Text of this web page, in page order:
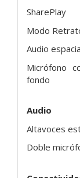
SharePlay
Modo
Audio
Micrófono
fondo
Audio
Altavoces
Doble